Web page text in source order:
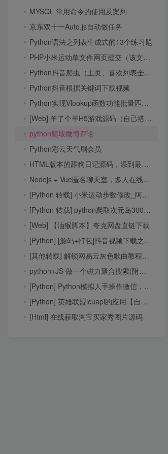
MYSQL 常用命令的使用及案列
京东双十一Auto.js自动做任务
Python语法之列表生成式的13个练习题
PHP小米运动单文件网页提交（该文件既是网页提交也是接口！）
Python抖音爬虫（主页、喜欢列表全部下载）
Python抖音根据关键词下载视频
Python实现Vlookup函数功能批量匹配软件
[Web] 羊了个羊H5游戏源码（自己搭建想怎么玩就怎么玩）
python爬取微博评论
Python彩云天气刷会员
HTML版本的舔狗日记源码，添到最后一无所有哈哈哈
Nodejs + Vue匿名聊天室，多人在线聊天交友源码，无需注册即可畅所欲言
[Python 转载] 小米运动步数修改_阿里云函数版本
[Python 转载] python爬取次元岛3000多张cosplay图片
[Web] 【油猴脚本】夸克网盘直链下载
[Python] [源码+打包]抖音视频下载之指定作者批量下载
[其他转载] 解锁网易云灰色歌曲教程【服务器or本地】
python+JS 做一个磁力聚合搜索(附维护教程)
[Python] Python模拟人手操作微信，远程控制微信，Python给微信发消息、加好友
[Python] 英雄联盟lcuapi的应用【自动寻找，接受对局，一键设置符文，取opgg符文信息】
[Html] 在线获取淘宝买家秀图片源码